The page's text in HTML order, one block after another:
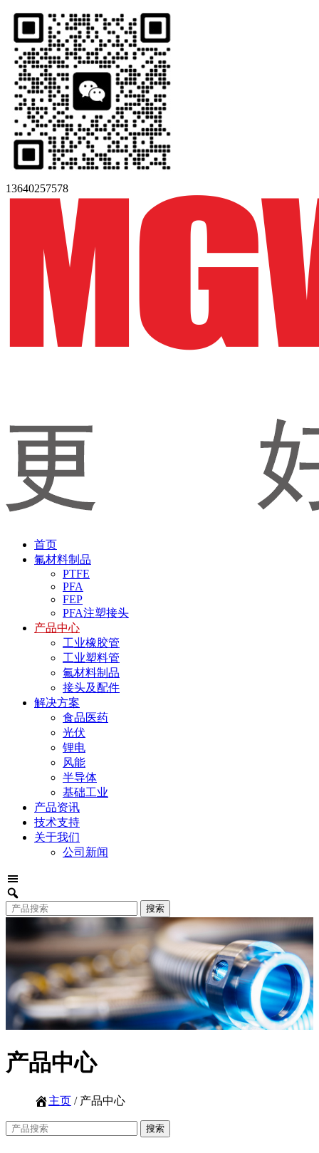
13640257578
首页
氟材料制品
PTFE
PFA
FEP
PFA注塑接头
产品中心
工业橡胶管
工业塑料管
氟材料制品
接头及配件
解决方案
食品医药
光伏
锂电
风能
半导体
基础工业
产品资讯
技术支持
关于我们
公司新闻
产品中心
主页 / 产品中心